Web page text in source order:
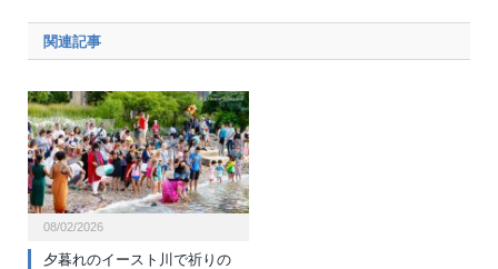
関連記事
08/02/2026
夕暮れのイースト川で祈りの